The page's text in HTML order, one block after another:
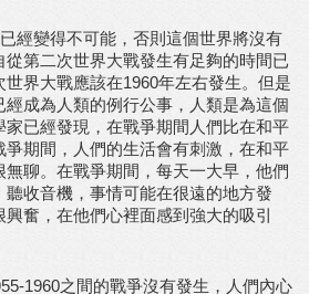
變得不可能，否則這個世界將沒有
從第二次世界大戰發生有足夠的時間已
界大戰應該在1960年左右發生。但是
經成為人類的例行公事，人類是為這個
家已經發現，在戰爭期間人們比在和平
爭期間，人們的生活會有刺激，在和平
無聊。在戰爭期間，每天一大早，他們
聽收音機，事情可能在很遠的地方發
奮，在他們心裡面感到強大的吸引
1960之間的戰爭沒有發生，人們內心